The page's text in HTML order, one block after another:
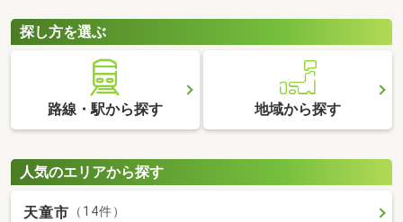
介するので、立地をチェックしてみましょう。
探し方を選ぶ
路線・駅から探す 地域から探す
人気のエリアから探す
天童市 （14件）